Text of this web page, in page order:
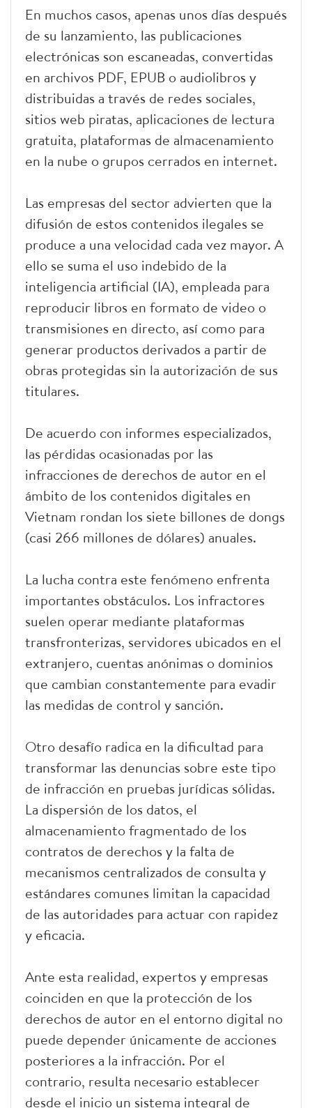
En muchos casos, apenas unos días después
de su lanzamiento, las publicaciones
electrónicas son escaneadas, convertidas
en archivos PDF, EPUB o audiolibros y
distribuidas a través de redes sociales,
sitios web piratas, aplicaciones de lectura
gratuita, plataformas de almacenamiento
en la nube o grupos cerrados en internet.
Las empresas del sector advierten que la
difusión de estos contenidos ilegales se
produce a una velocidad cada vez mayor. A
ello se suma el uso indebido de la
inteligencia artificial (IA), empleada para
reproducir libros en formato de video o
transmisiones en directo, así como para
generar productos derivados a partir de
obras protegidas sin la autorización de sus
titulares.
De acuerdo con informes especializados,
las pérdidas ocasionadas por las
infracciones de derechos de autor en el
ámbito de los contenidos digitales en
Vietnam rondan los siete billones de dongs
(casi 266 millones de dólares) anuales.
La lucha contra este fenómeno enfrenta
importantes obstáculos. Los infractores
suelen operar mediante plataformas
transfronterizas, servidores ubicados en el
extranjero, cuentas anónimas o dominios
que cambian constantemente para evadir
las medidas de control y sanción.
Otro desafío radica en la dificultad para
transformar las denuncias sobre este tipo
de infracción en pruebas jurídicas sólidas.
La dispersión de los datos, el
almacenamiento fragmentado de los
contratos de derechos y la falta de
mecanismos centralizados de consulta y
estándares comunes limitan la capacidad
de las autoridades para actuar con rapidez
y eficacia.
Ante esta realidad, expertos y empresas
coinciden en que la protección de los
derechos de autor en el entorno digital no
puede depender únicamente de acciones
posteriores a la infracción. Por el
contrario, resulta necesario establecer
desde el inicio un sistema integral de